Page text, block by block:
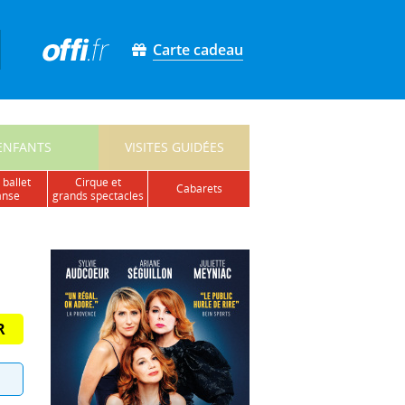
Carte cadeau
VISITES GUIDÉES
ballet
cirque et
grands spectacles
cabarets